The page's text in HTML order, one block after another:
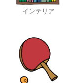
インテリア